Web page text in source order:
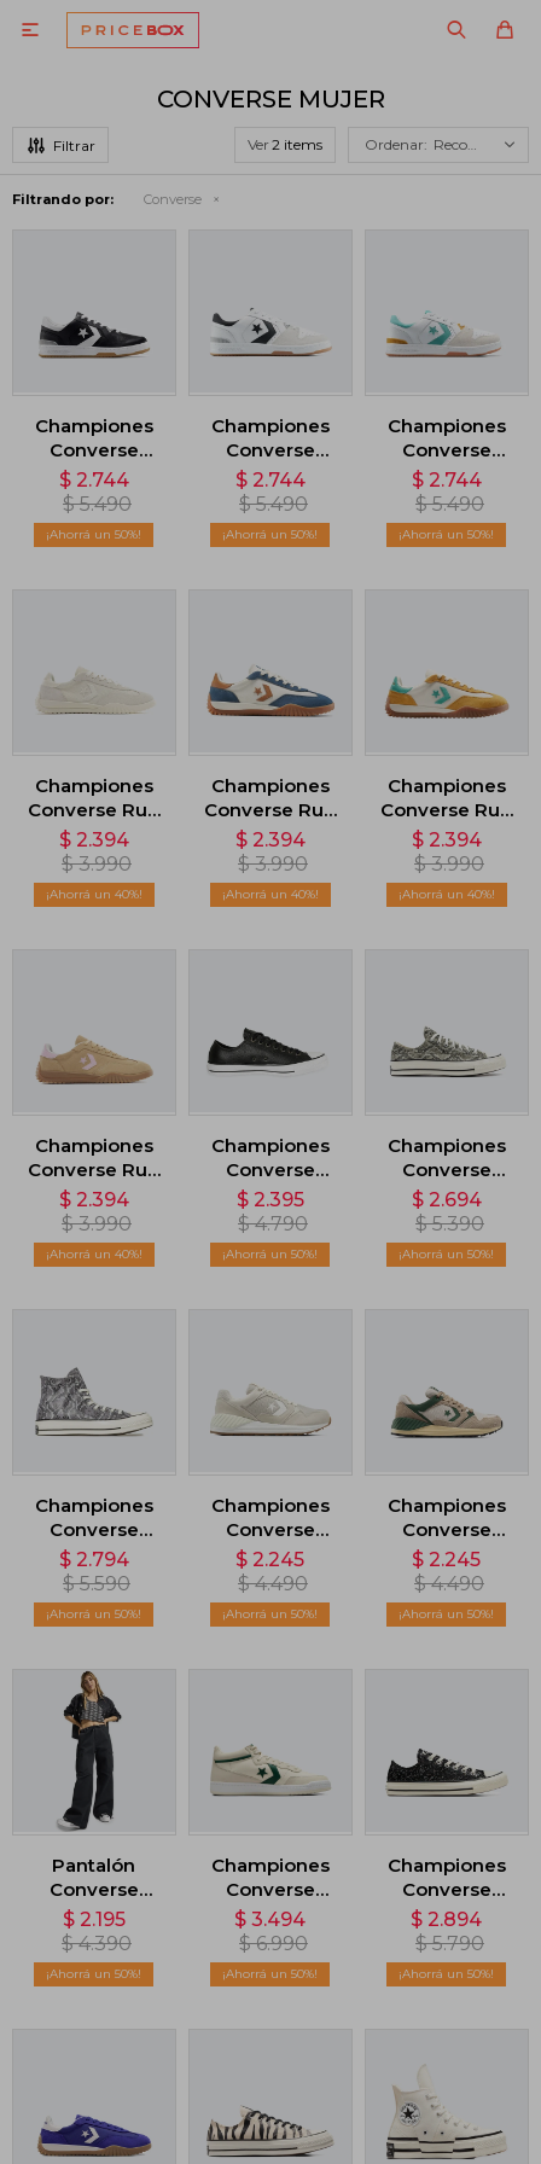

CONVERSE MUJER
Ver Recomendados
Filtrando por: Converse
Championes
Converse
Lifestyle 1998 -
Negro
$ 2.744
$ 5.490
50
Championes
Converse
Lifestyle 1998 -
Blanco
$ 2.744
$ 5.490
50
Championes
Converse
Lifestyle 1998 -
Blanco
$ 2.744
$ 5.490
50
Championes
Converse Run
Star Trainer
Suede - Beige
$ 2.394
$ 3.990
40
Championes
Converse Run
Star Trainer -
Azul
$ 2.394
$ 3.990
40
Championes
Converse Run
Star Trainer -
Amarillo
$ 2.394
$ 3.990
40
Championes
Converse Run
Star Trainer
Suede -
Marron
$ 2.394
$ 3.990
40
Championes
Converse
Chuck Taylor
AS OX - Negro
$ 2.395
$ 4.790
50
Championes
Converse
Chuck 70 Low
- Gris
$ 2.694
$ 5.390
50
Championes
Converse
Chuck 70 High
Wild Life - Gris
$ 2.794
$ 5.590
50
Championes
Converse
Wave Trainer -
Beige
$ 2.245
$ 4.490
50
Championes
Converse
Wave Trainer
Peak Style -
Gris
$ 2.245
$ 4.490
50
Pantalón
Converse
Pocket Pant -
Negro
$ 2.195
$ 4.390
50
Championes
Converse
Fastbreak Pro
1000 - Beige
$ 3.494
$ 6.990
50
Championes
Converse
Chuck Taylor
All Star Glitter -
Negro
$ 2.894
$ 5.790
50